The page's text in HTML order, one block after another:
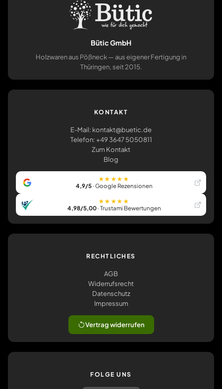
Bütic GmbH
Holzwaren aus Pößneck — aus eigener Fertigung in
Thüringen, seit 2015.
KONTAKT
E-Mail: kontakt@buetic.de
Telefon: +49 3647 5050811
Zum Kontakt
Blog
★★★★★
4,9/5· Google Rezensionen
★★★★★
4,98/5,00· Trustami Bewertungen
RECHTLICHES
AGB
Widerrufsrecht
Datenschutz
Impressum
Vertrag widerrufen
FOLGE UNS